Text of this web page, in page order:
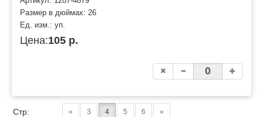
Размер в дюймах: 26
Ед. изм.: уп.
Цена:105 р.
Стр: « 3 4 5 6 »